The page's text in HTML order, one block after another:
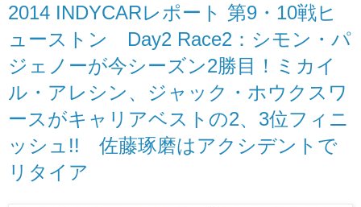
2014 INDYCARレポート 第9・10戦ヒ
ューストン Day2 Race2：シモン・パ
ジェノーが今シーズン2勝目！ミカイ
ル・アレシン、ジャック・ホウクスワ
ースがキャリアベストの2、3位フィニ
ッシュ!! 佐藤琢磨はアクシデントで
リタイア